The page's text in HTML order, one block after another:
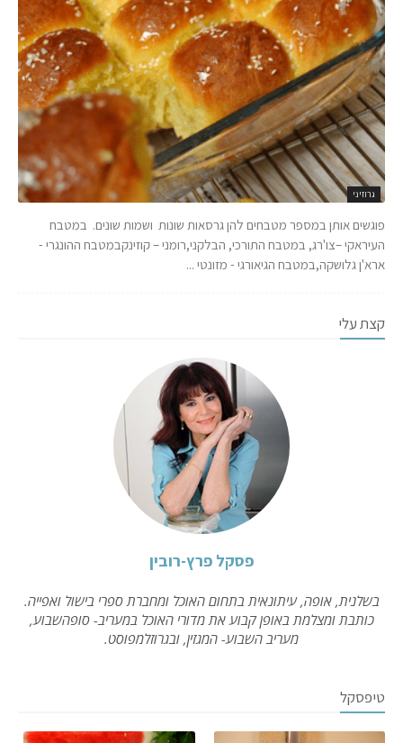
גרוזיני
פוגשים אותן במספר מטבחים להן גרסאות שונות ושמות שונים. במטבח
העיראקי –צו'רג, במטבח התורכי, הבלקני,רומני – קוזינקבמטבח ההונגרי -
ארא'ן גלושקה,במטבח הגיאורגי - מזונטי ...
קצת עלי
פסקל פרץ-רובין
בשלנית, אופה, עיתונאית בתחום האוכל ומחברת ספרי בישול ואפייה.
כותבת ומצלמת באופן קבוע את מדורי האוכל במעריב- סופהשבוע,
מעריב השבוע- המגזין, ובגרוזלמפוסט.
טיפסקל